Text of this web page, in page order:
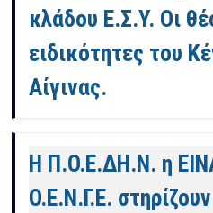
κλάδου Ε.Σ.Υ. Οι
ειδικότητες του
Αίγινας.
Η Π.Ο.Ε.ΔΗ.Ν. η
Ο.Ε.Ν.Γ.Ε.